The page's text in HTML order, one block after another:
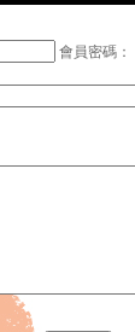
會員密碼：